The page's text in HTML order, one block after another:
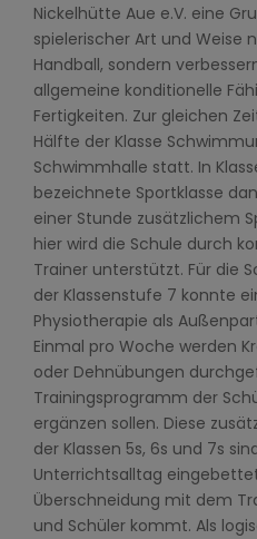
Nickelhütte Aue e.V. eine
spielerischer Art und Weise
Handball, sondern
allgemeine konditionelle
Fertigkeiten. Zur gleichen
Hälfte der Klasse
Schwimmhalle statt. In
bezeichnete Sportklasse
einer Stunde zusätzlichem
hier wird die Schule durch
Trainer unterstützt. Für die
der Klassenstufe 7 konnte
Physiotherapie als
Einmal pro Woche werden
oder Dehnübungen
Trainingsprogramm der
ergänzen sollen. Diese
der Klassen 5s, 6s und 7s
Unterrichtsalltag
Überschneidung mit dem
und Schüler kommt. Als